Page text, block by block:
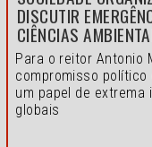
DISCUTIR
CIÊNCIAS
Para o reitor Antonio
compromisso
um papel de
globais